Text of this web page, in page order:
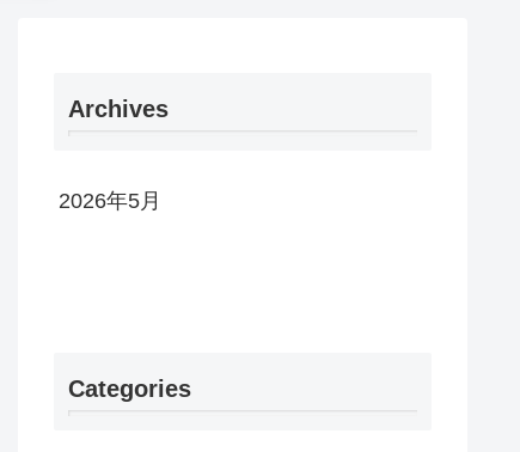
Archives
2026年5月
Categories